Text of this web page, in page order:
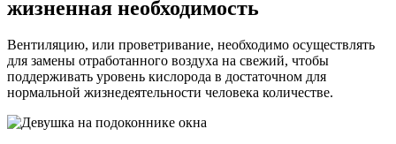
жизненная необходимость
Вентиляцию, или проветривание, необходимо осуществлять
для замены отработанного воздуха на свежий, чтобы
поддерживать уровень кислорода в достаточном для
нормальной жизнедеятельности человека количестве.